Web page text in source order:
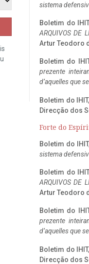
sistema
Boletim do
ARQUIVOS DE
Artur Teodoro
Boletim do
prezente
d’aquelles que
Boletim do
Direcção dos
Forte do
Boletim do
sistema
Boletim do
ARQUIVOS DE
Artur Teodoro
Boletim do
prezente
d’aquelles que
Boletim do
Direcção dos